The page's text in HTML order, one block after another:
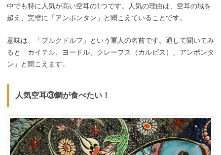
中でも特に人気が高い空耳の1つです。人気の理由は、空耳の域を
超え、完璧に「アンポンタン」と聞こえていることです。
意味は、「ブルクドルフ」という軍人の名前です。通して聞いてみ
ると「カイテル、ヨードル、クレープス（カルピス）、アンポンタ
ン」と聞こえます。
人気空耳③鯛が食べたい！